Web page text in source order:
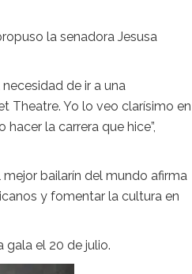
la senadora Jesusa
de ir a una
Theatre. Yo lo veo clarísimo en
la carrera que hice”,
bailarín del mundo afirma
y fomentar la cultura en
gala el 20 de julio.